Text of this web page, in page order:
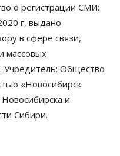
о регистрации СМИ:
г, выдано
в сфере связи,
массовых
Учредитель: Общество
«Новосибирск
и
Сибири.